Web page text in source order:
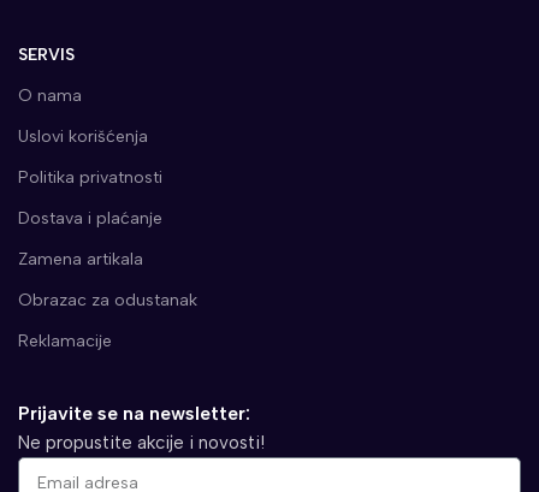
SERVIS
O nama
Uslovi korišćenja
Politika privatnosti
Dostava i plaćanje
Zamena artikala
Obrazac za odustanak
Reklamacije
Prijavite se na newsletter:
Ne propustite akcije i novosti!